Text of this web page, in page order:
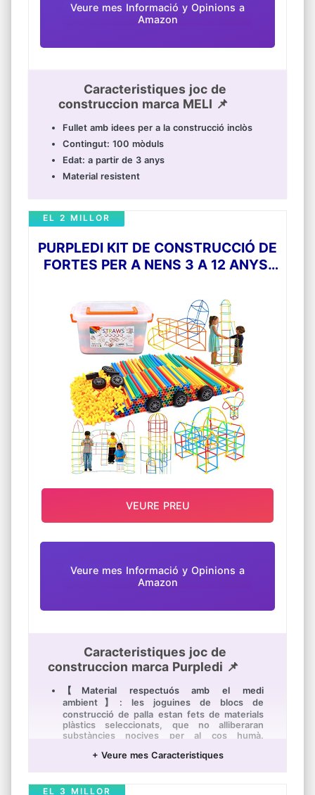
Veure mes Informació y Opinions a
Amazon
Caracteristiques joc de
construccion marca MELI 📌
Fullet amb idees per a la construcció inclòs
Contingut: 100 mòduls
Edat: a partir de 3 anys
Material resistent
PURPLEDI KIT DE CONSTRUCCIÓ DE
FORTES PER A NENS 3 A 12 ANYS,
CONSTRUCTOR, JOC DE
CONSTRUCCIÓ PER A INTERIORS
AMB PALS, BEST GIFT FOR BOYS
AND GIRLS (500PCS)
EL 2 MILLOR
Veure mes Informació y Opinions a
Amazon
Caracteristiques joc de
construccion marca Purpledi 📌
【Material respectuós amb el medi
ambient】: les joguines de blocs de
construcció de palla estan fets de materials
plàstics seleccionats, que no alliberaran
substàncies nocives per al cos humà.
per a garantir la salut del seu bebè des del
【Estimuli les habilitats STM】: Joc
VEURE PREU
+ Veure mes Caracteristiques
EL 3 MILLOR